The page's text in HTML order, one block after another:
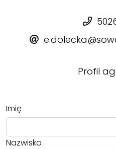
Profil
Imię
Nazwisko